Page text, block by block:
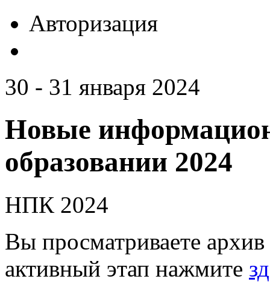
Авторизация
30 - 31 января 2024
Новые
образовании 2024
НПК 2024
Вы просматриваете
активный этап нажмите